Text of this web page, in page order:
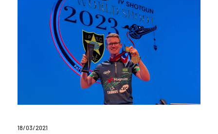
18/03/2021